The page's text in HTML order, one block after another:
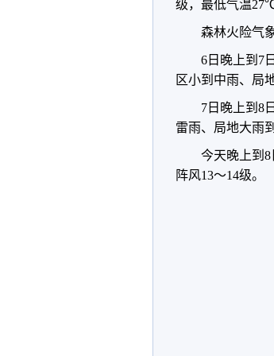
级，最低气温
森林火险气
6日晚上到7
区小到中雨、局
7日晚上到8
雷雨、局地大雨
今天晚上到8
阵风13～14级。